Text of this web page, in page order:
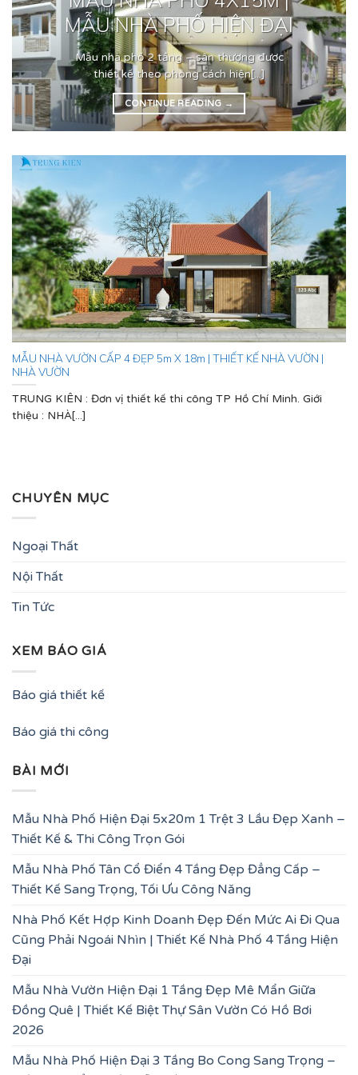
MẪU NHÀ PHỐ HIỆN ĐẠI
Mẫu nhà phố 2 tầng – sân thượng được
thiết kế theo phong cách hiện[...]
CONTINUE READING →
MẪU NHÀ VƯỜN CẤP 4 ĐẸP 5m X 18m | THIẾT KẾ NHÀ VƯỜN |
NHÀ VƯỜN
TRUNG KIÊN : Đơn vị thiết kế thi công TP Hồ Chí Minh. Giới
thiệu : NHÀ[...]
CHUYÊN MỤC
Ngoại Thất
Nội Thất
Tin Tức
XEM BÁO GIÁ
Báo giá thiết kế
Báo giá thi công
BÀI MỚI
Mẫu Nhà Phố Hiện Đại 5x20m 1 Trệt 3 Lầu Đẹp Xanh –
Thiết Kế & Thi Công Trọn Gói
Mẫu Nhà Phố Tân Cổ Điển 4 Tầng Đẹp Đẳng Cấp –
Thiết Kế Sang Trọng, Tối Ưu Công Năng
Nhà Phố Kết Hợp Kinh Doanh Đẹp Đến Mức Ai Đi Qua
Cũng Phải Ngoái Nhìn | Thiết Kế Nhà Phố 4 Tầng Hiện
Đại
Mẫu Nhà Vườn Hiện Đại 1 Tầng Đẹp Mê Mẩn Giữa
Đồng Quê | Thiết Kế Biệt Thự Sân Vườn Có Hồ Bơi
2026
Mẫu Nhà Phố Hiện Đại 3 Tầng Bo Cong Sang Trọng –